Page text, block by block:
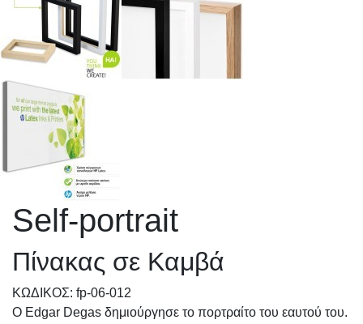
Self-portrait
Πίνακας σε Καμβά
KΩΔΙΚΟΣ: fp-06-012
Ο Edgar Degas δημιούργησε το πορτραίτο του εαυτού του.